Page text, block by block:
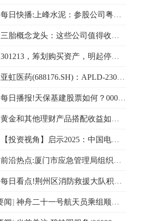
每日快播:上峰水泥：参股公司粤芯半导体创业板IPO获受理
三胎概念龙头：这些公司值得收藏！（12/19） 报道
301213，筹划购买资产，明起停牌！
亚虹医药(688176.SH)：APLD-2304申报欧洲医疗器械注册获接收_今日报
每日播报!天保基建股票如何？000965分红怎么样？
黄金和其他理财产品搭配收益如何？-焦点报道
【投资视角】启示2025：中国电梯媒体行业投融资及兼并重组分析（附投融资事件、产业园区和兼并重组等）
前沿热点:厦门市应急管理局组织召开全市有限空间应急演练观摩会
每日看点!荆州区消防救援大队积极开展消防执法回访工作
闻] 神舟二十一号航天员乘组顺利进驻“天宫” 中国航天员完成第7次“太空会师”